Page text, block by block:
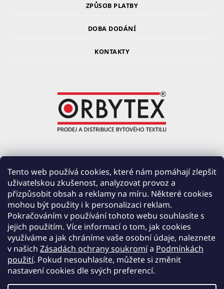
Tento web používá cookies, které nám pomáhají zlepšit
uživatelskou zkušenost, analyzovat provoz a
přizpůsobit obsah a reklamy na míru. Některé cookies
mohou být použity i k personalizaci reklam.
Pokračováním v používání tohoto webu souhlasíte s
jejich použitím. Více informací o tom, jak cookies
využíváme a jak chráníme vaše osobní údaje, naleznete
v našich Zásadách ochrany soukromía Podmínkách
použití. Pokud nesouhlasíte, můžete si změnit
nastavení cookies dle svých preferencí.
ZPŮSOB PLATBY
DOBA DODÁNÍ
KONTAKTY
PRŮMYSLOVÁ 220, ČERVENÉ ZÁHOŘÍ
391 37 CHOTOVINY
IČ: 28138252
DIČ: CZ28138252
Společnost zapsána v obchodním rejstříku vedeném u Krajského soudu v Českých
Budějovicích, oddíl C, vložka 19654.